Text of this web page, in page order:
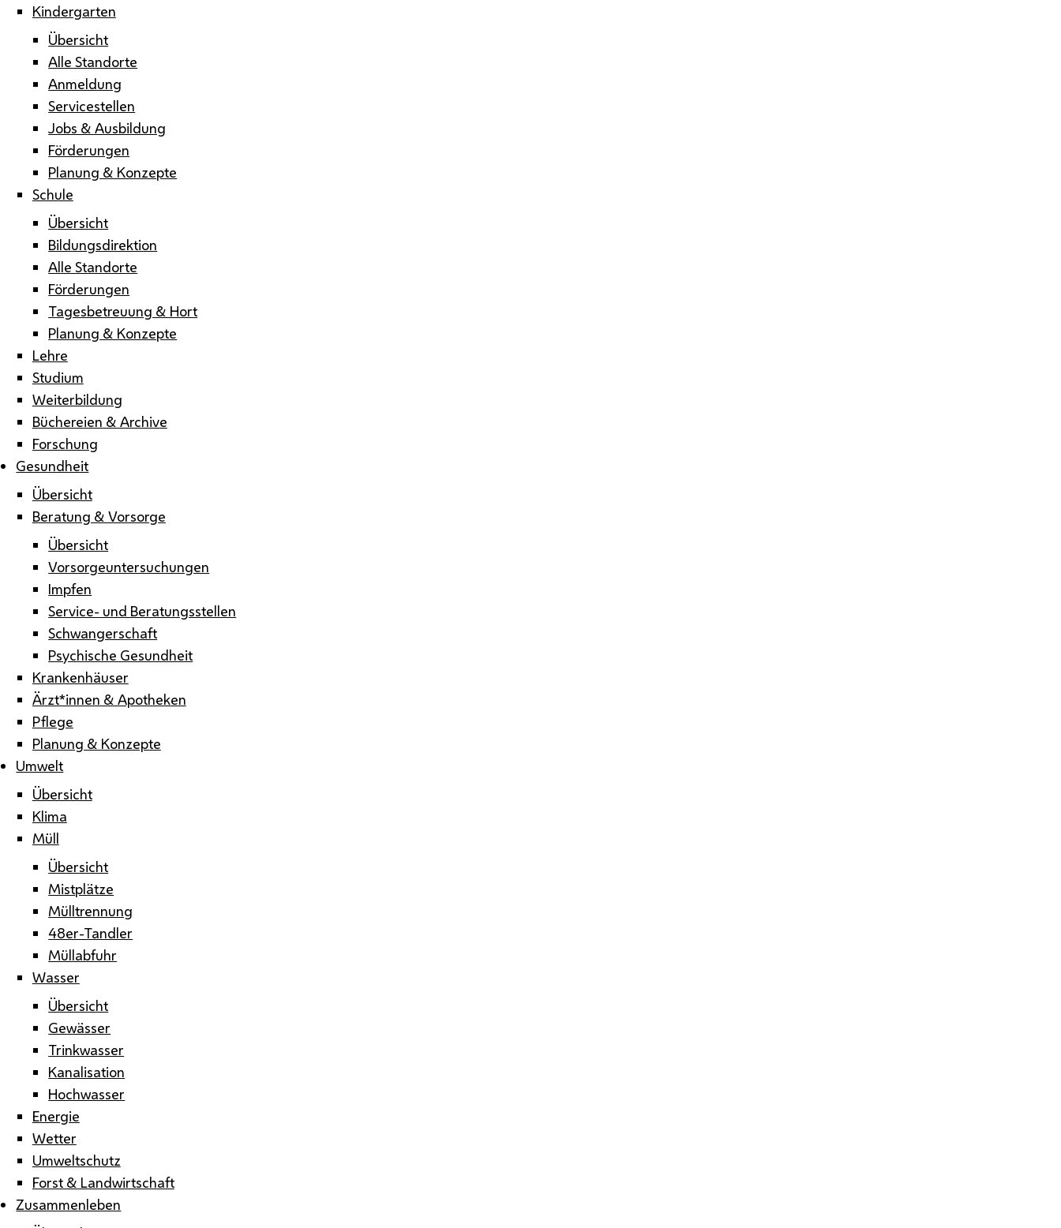
Kindergarten
Übersicht
Alle Standorte
Anmeldung
Servicestellen
Jobs & Ausbildung
Förderungen
Planung & Konzepte
Schule
Übersicht
Bildungsdirektion
Alle Standorte
Förderungen
Tagesbetreuung & Hort
Planung & Konzepte
Lehre
Studium
Weiterbildung
Büchereien & Archive
Forschung
Gesundheit
Übersicht
Beratung & Vorsorge
Übersicht
Vorsorgeuntersuchungen
Impfen
Service- und Beratungsstellen
Schwangerschaft
Psychische Gesundheit
Krankenhäuser
Ärzt*innen & Apotheken
Pflege
Planung & Konzepte
Umwelt
Übersicht
Klima
Müll
Übersicht
Mistplätze
Mülltrennung
48er-Tandler
Müllabfuhr
Wasser
Übersicht
Gewässer
Trinkwasser
Kanalisation
Hochwasser
Energie
Wetter
Umweltschutz
Forst & Landwirtschaft
Zusammenleben